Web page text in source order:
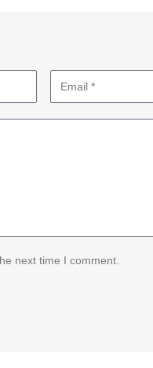
next time I comment.